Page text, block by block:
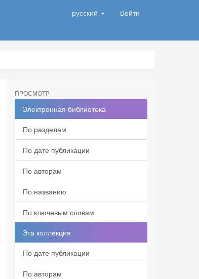
русский Войти
ПРОСМОТР
Электронная библиотека
По разделам
По дате публикации
По авторам
По названию
По ключевым словам
Эта коллекция
По дате публикации
По авторам